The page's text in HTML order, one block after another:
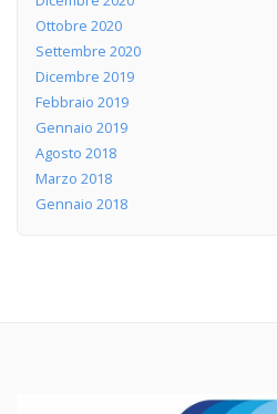
Ottobre 2020
Settembre 2020
Dicembre 2019
Febbraio 2019
Gennaio 2019
Agosto 2018
Marzo 2018
Gennaio 2018